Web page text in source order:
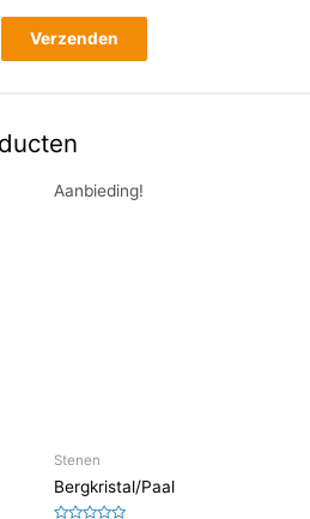
Aanbieding!
Stenen
Bergkristal/Paal